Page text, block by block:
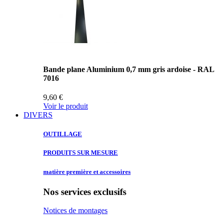
Bande plane Aluminium 0,7 mm gris ardoise - RAL
7016
9,60 €
Voir le produit
DIVERS
OUTILLAGE
PRODUITS SURMESURE
matière première et accessoires
Nos services exclusifs
Notices de montages